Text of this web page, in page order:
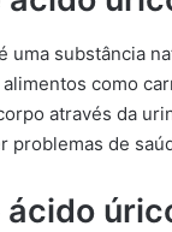
uma substância
como
através da
problemas de
ácido